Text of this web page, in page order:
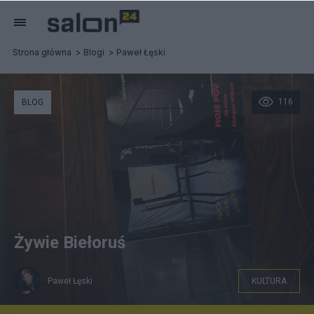
Strona główna Blogi Paweł Łęski
116
BLOG
Żywie Biełoruś
Paweł Łęski KULTURA